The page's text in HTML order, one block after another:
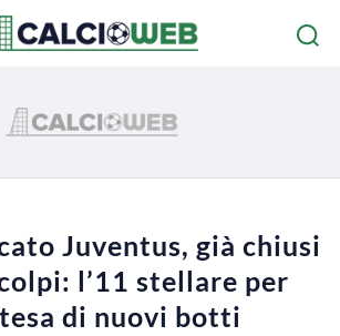
Juventus, già chiusi
l’11 stellare per
di nuovi botti